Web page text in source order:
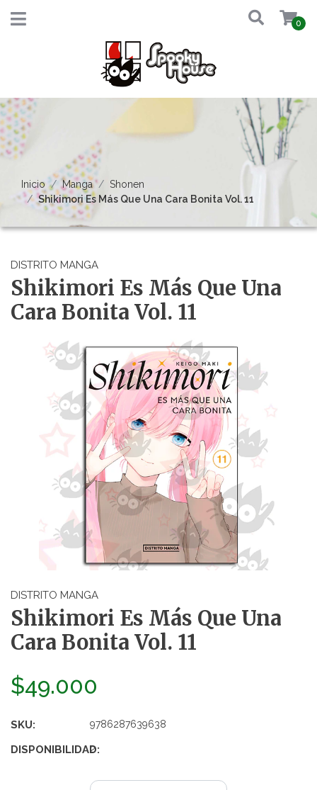
0
Inicio Manga
Shonen
Shikimori Es Más Que Una Cara Bonita Vol. 11
DISTRITO MANGA
Shikimori Es Más Que Una
Cara Bonita Vol. 11
DISTRITO MANGA
Shikimori Es Más Que Una
Cara Bonita Vol. 11
$49.000
SKU: 9786287639638
DISPONIBILIDAD:
2